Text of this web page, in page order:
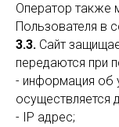
Оператор также
Пользователя в
3.3. Сайт
передаются при
- информация об
осуществляется
- IP адрес;